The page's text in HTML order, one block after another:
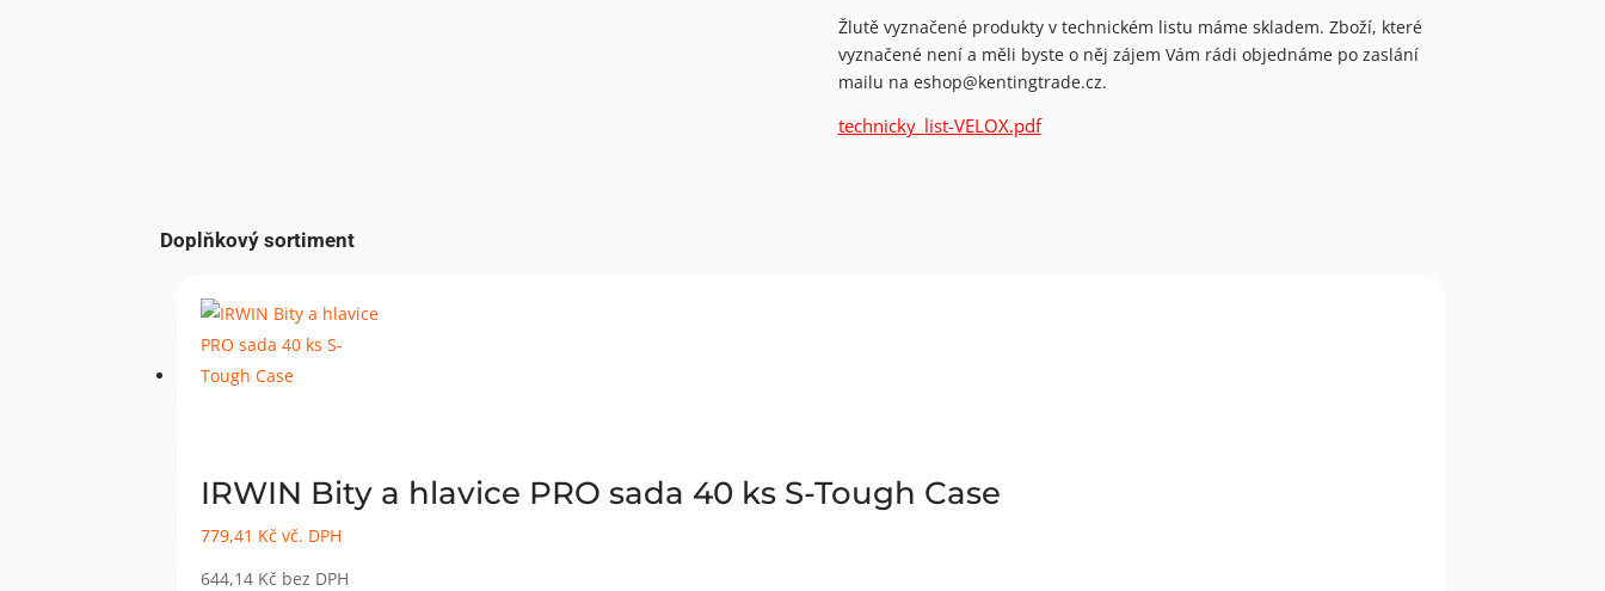
Žlutě vyznačené produkty v technickém listu máme skladem. Zboží, které
vyznačené není a měli byste o něj zájem Vám rádi objednáme po zaslání
mailu na eshop@kentingtrade.cz.
technicky_list-VELOX.pdf
Doplňkový sortiment
IRWIN Bity a hlavice PRO sada 40 ks S-Tough Case
779,41 Kč vč. DPH
644,14 Kč bez DPH